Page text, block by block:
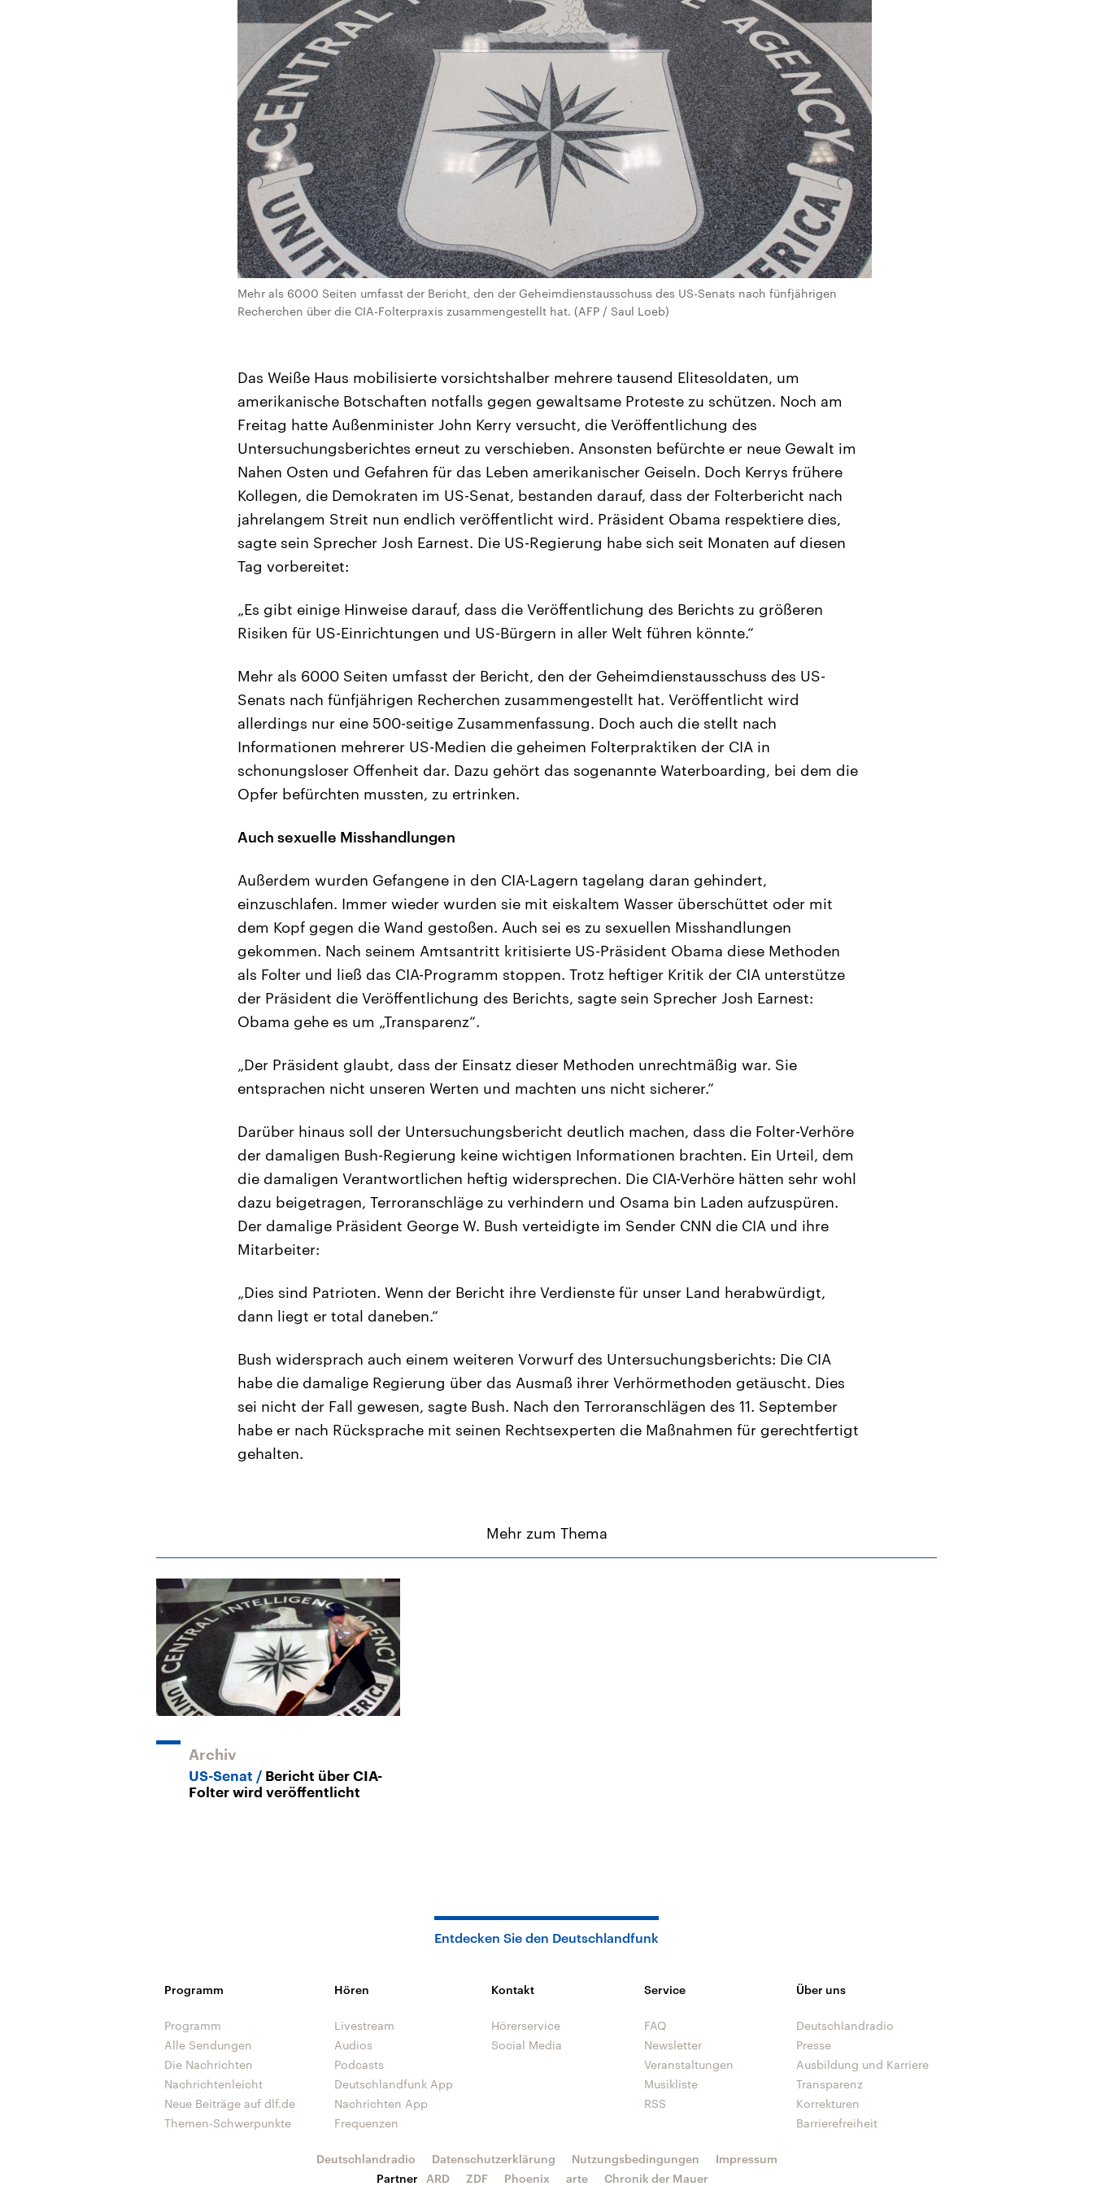
Mehr als 6000 Seiten umfasst der Bericht, den der Geheimdienstausschuss des US-Senats nach fünfjährigen
Recherchen über die CIA-Folterpraxis zusammengestellt hat. (AFP / Saul Loeb)
Das Weiße Haus mobilisierte vorsichtshalber mehrere tausend Elitesoldaten, um
amerikanische Botschaften notfalls gegen gewaltsame Proteste zu schützen. Noch am
Freitag hatte Außenminister John Kerry versucht, die Veröffentlichung des
Untersuchungsberichtes erneut zu verschieben. Ansonsten befürchte er neue Gewalt im
Nahen Osten und Gefahren für das Leben amerikanischer Geiseln. Doch Kerrys frühere
Kollegen, die Demokraten im US-Senat, bestanden darauf, dass der Folterbericht nach
jahrelangem Streit nun endlich veröffentlicht wird. Präsident Obama respektiere dies,
sagte sein Sprecher Josh Earnest. Die US-Regierung habe sich seit Monaten auf diesen
Tag vorbereitet:
„Es gibt einige Hinweise darauf, dass die Veröffentlichung des Berichts zu größeren
Risiken für US-Einrichtungen und US-Bürgern in aller Welt führen könnte.“
Mehr als 6000 Seiten umfasst der Bericht, den der Geheimdienstausschuss des US-
Senats nach fünfjährigen Recherchen zusammengestellt hat. Veröffentlicht wird
allerdings nur eine 500-seitige Zusammenfassung. Doch auch die stellt nach
Informationen mehrerer US-Medien die geheimen Folterpraktiken der CIA in
schonungsloser Offenheit dar. Dazu gehört das sogenannte Waterboarding, bei dem die
Opfer befürchten mussten, zu ertrinken.
Auch sexuelle Misshandlungen
Außerdem wurden Gefangene in den CIA-Lagern tagelang daran gehindert,
einzuschlafen. Immer wieder wurden sie mit eiskaltem Wasser überschüttet oder mit
dem Kopf gegen die Wand gestoßen. Auch sei es zu sexuellen Misshandlungen
gekommen. Nach seinem Amtsantritt kritisierte US-Präsident Obama diese Methoden
als Folter und ließ das CIA-Programm stoppen. Trotz heftiger Kritik der CIA unterstütze
der Präsident die Veröffentlichung des Berichts, sagte sein Sprecher Josh Earnest:
Obama gehe es um „Transparenz“.
„Der Präsident glaubt, dass der Einsatz dieser Methoden unrechtmäßig war. Sie
entsprachen nicht unseren Werten und machten uns nicht sicherer.“
Darüber hinaus soll der Untersuchungsbericht deutlich machen, dass die Folter-Verhöre
der damaligen Bush-Regierung keine wichtigen Informationen brachten. Ein Urteil, dem
die damaligen Verantwortlichen heftig widersprechen. Die CIA-Verhöre hätten sehr wohl
dazu beigetragen, Terroranschläge zu verhindern und Osama bin Laden aufzuspüren.
Der damalige Präsident George W. Bush verteidigte im Sender CNN die CIA und ihre
Mitarbeiter:
„Dies sind Patrioten. Wenn der Bericht ihre Verdienste für unser Land herabwürdigt,
dann liegt er total daneben.“
Bush widersprach auch einem weiteren Vorwurf des Untersuchungsberichts: Die CIA
habe die damalige Regierung über das Ausmaß ihrer Verhörmethoden getäuscht. Dies
sei nicht der Fall gewesen, sagte Bush. Nach den Terroranschlägen des 11. September
habe er nach Rücksprache mit seinen Rechtsexperten die Maßnahmen für gerechtfertigt
gehalten.
Mehr zum Thema
Archiv
US-Senat
Bericht über CIA-
Folter wird veröffentlicht
Entdecken Sie den Deutschlandfunk
Programm
Programm
Alle Sendungen
Die Nachrichten
Nachrichtenleicht
Neue Beiträge auf dlf.de
Themen-Schwerpunkte
Hören
Livestream
Audios
Podcasts
Deutschlandfunk App
Nachrichten App
Frequenzen
Kontakt
Hörerservice
Social Media
Service
FAQ
Newsletter
Veranstaltungen
Musikliste
RSS
Über uns
Deutschlandradio
Presse
Ausbildung und Karriere
Transparenz
Korrekturen
Barrierefreiheit
Deutschlandradio Datenschutzerklärung Nutzungsbedingungen
Impressum
Partner
ARD ZDF Phoenix arte Chronik der Mauer